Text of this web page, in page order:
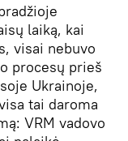
laiką, kai
visai nebuvo
procesų prieš
Ukrainoje,
tai daroma
VRM vadovo